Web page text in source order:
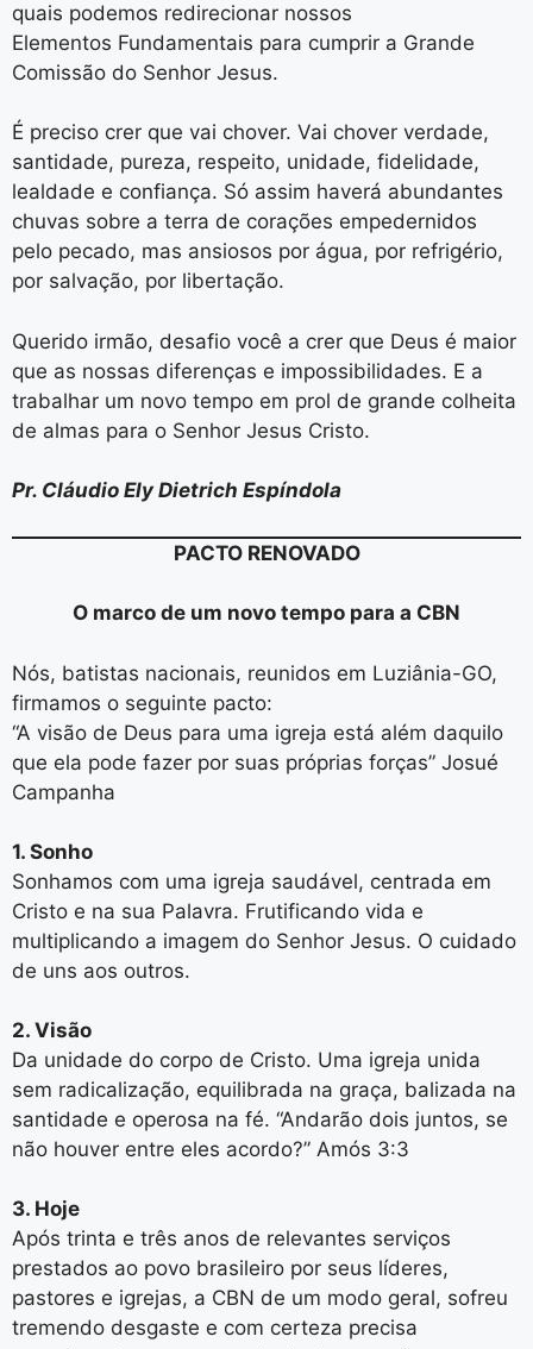
quais podemos redirecionar nossos
Elementos Fundamentais para cumprir a Grande
Comissão do Senhor Jesus.
É preciso crer que vai chover. Vai chover verdade,
santidade, pureza, respeito, unidade, fidelidade,
lealdade e confiança. Só assim haverá abundantes
chuvas sobre a terra de corações empedernidos
pelo pecado, mas ansiosos por água, por refrigério,
por salvação, por libertação.
Querido irmão, desafio você a crer que Deus é maior
que as nossas diferenças e impossibilidades. E a
trabalhar um novo tempo em prol de grande colheita
de almas para o Senhor Jesus Cristo.
Pr. Cláudio Ely Dietrich Espíndola
PACTO RENOVADO
O marco de um novo tempo para a CBN
Nós, batistas nacionais, reunidos em Luziânia-GO,
firmamos o seguinte pacto:
“A visão de Deus para uma igreja está além daquilo
que ela pode fazer por suas próprias forças” Josué
Campanha
1. Sonho
Sonhamos com uma igreja saudável, centrada em
Cristo e na sua Palavra. Frutificando vida e
multiplicando a imagem do Senhor Jesus. O cuidado
de uns aos outros.
2. Visão
Da unidade do corpo de Cristo. Uma igreja unida
sem radicalização, equilibrada na graça, balizada na
santidade e operosa na fé. “Andarão dois juntos, se
não houver entre eles acordo?” Amós 3:3
3. Hoje
Após trinta e três anos de relevantes serviços
prestados ao povo brasileiro por seus líderes,
pastores e igrejas, a CBN de um modo geral, sofreu
tremendo desgaste e com certeza precisa